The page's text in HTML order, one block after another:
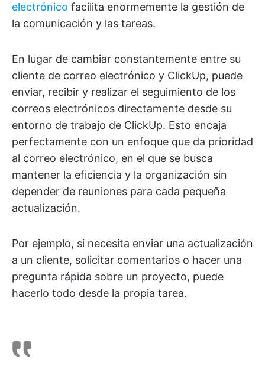
electrónico facilita enormemente la gestión de
la comunicación y las tareas.
En lugar de cambiar constantemente entre su
cliente de correo electrónico y ClickUp, puede
enviar, recibir y realizar el seguimiento de los
correos electrónicos directamente desde su
entorno de trabajo de ClickUp. Esto encaja
perfectamente con un enfoque que da prioridad
al correo electrónico, en el que se busca
mantener la eficiencia y la organización sin
depender de reuniones para cada pequeña
actualización.
Por ejemplo, si necesita enviar una actualización
a un cliente, solicitar comentarios o hacer una
pregunta rápida sobre un proyecto, puede
hacerlo todo desde la propia tarea.